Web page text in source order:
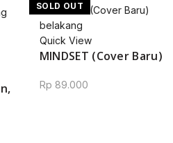
SOLD OUT
Quick View
MINDSET (Cover Baru)
Rp 89.000